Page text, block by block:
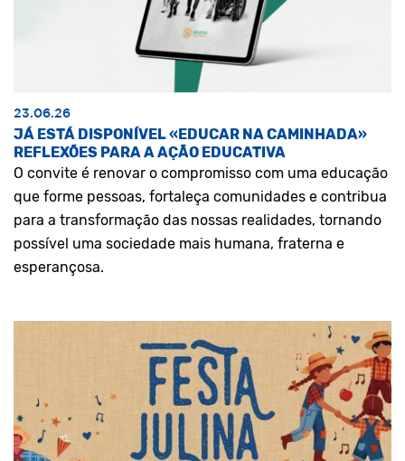
23.06.26
JÁ ESTÁ DISPONÍVEL «EDUCAR NA CAMINHADA»
REFLEXÕES PARA A AÇÃO EDUCATIVA
O convite é renovar o compromisso com uma educação
que forme pessoas, fortaleça comunidades e contribua
para a transformação das nossas realidades, tornando
possível uma sociedade mais humana, fraterna e
esperançosa.